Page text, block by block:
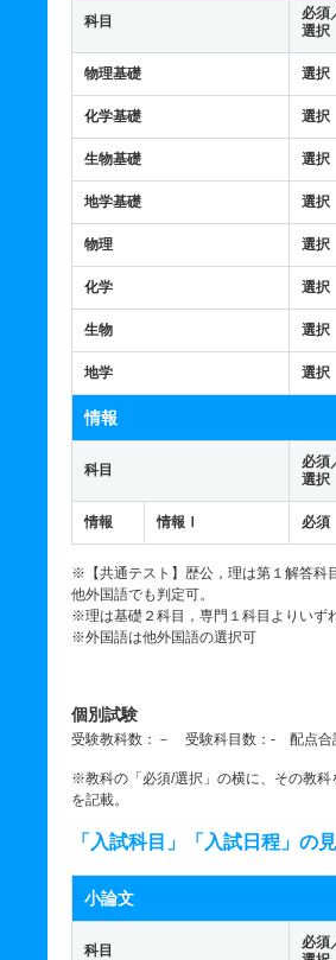
科目
必須
選択
物理基礎 選択
化学基礎 選択
生物基礎 選択
地学基礎 選択
物理 選択
化学 選択
生物 選択
地学 選択
情報
科目
必須
選択
情報 情報Ⅰ 必須
※【共通テスト】歴公，理は第１解答科
他外国語でも判定可。
※理は基礎２科目，専門１科目よりいず
※外国語は他外国語の選択可
個別試験
受験教科数：－ 受験科目数：- 配点合
※教科の「必須/選択」の横に、その教科
を記載。
「入試科目」「入試日程」の
小論文
科目
必須